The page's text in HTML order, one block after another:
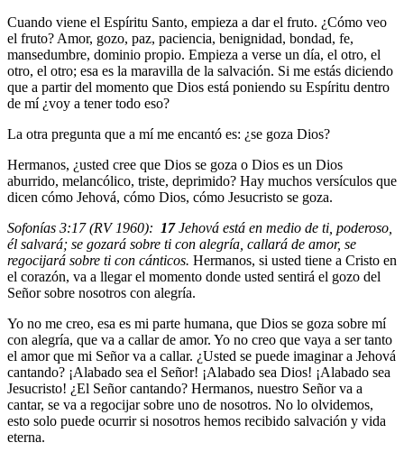
Cuando viene el Espíritu Santo, empieza a dar el fruto. ¿Cómo veo
el fruto? Amor, gozo, paz, paciencia, benignidad, bondad, fe,
mansedumbre, dominio propio. Empieza a verse un día, el otro, el
otro, el otro; esa es la maravilla de la salvación. Si me estás diciendo
que a partir del momento que Dios está poniendo su Espíritu dentro
de mí ¿voy a tener todo eso?
La otra pregunta que a mí me encantó es: ¿se goza Dios?
Hermanos, ¿usted cree que Dios se goza o Dios es un Dios
aburrido, melancólico, triste, deprimido? Hay muchos versículos que
dicen cómo Jehová, cómo Dios, cómo Jesucristo se goza.
Sofonías 3:17 (RV 1960):
17Jehová está en medio de ti, poderoso,
él salvará; se gozará sobre ti con alegría, callará de amor, se
regocijará sobre ti con cánticos. Hermanos, si usted tiene a Cristo en
el corazón, va a llegar el momento donde usted sentirá el gozo del
Señor sobre nosotros con alegría.
Yo no me creo, esa es mi parte humana, que Dios se goza sobre mí
con alegría, que va a callar de amor. Yo no creo que vaya a ser tanto
el amor que mi Señor va a callar. ¿Usted se puede imaginar a Jehová
cantando? ¡Alabado sea el Señor! ¡Alabado sea Dios! ¡Alabado sea
Jesucristo! ¿El Señor cantando? Hermanos, nuestro Señor va a
cantar, se va a regocijar sobre uno de nosotros. No lo olvidemos,
esto solo puede ocurrir si nosotros hemos recibido salvación y vida
eterna.